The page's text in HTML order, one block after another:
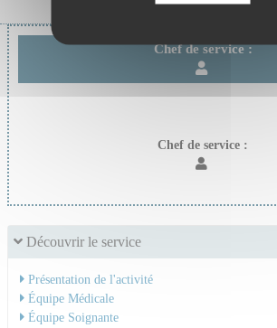
Chef de service :
Chef de service :
Découvrir le service
Présentation de l'activité
Équipe Médicale
Équipe Soignante